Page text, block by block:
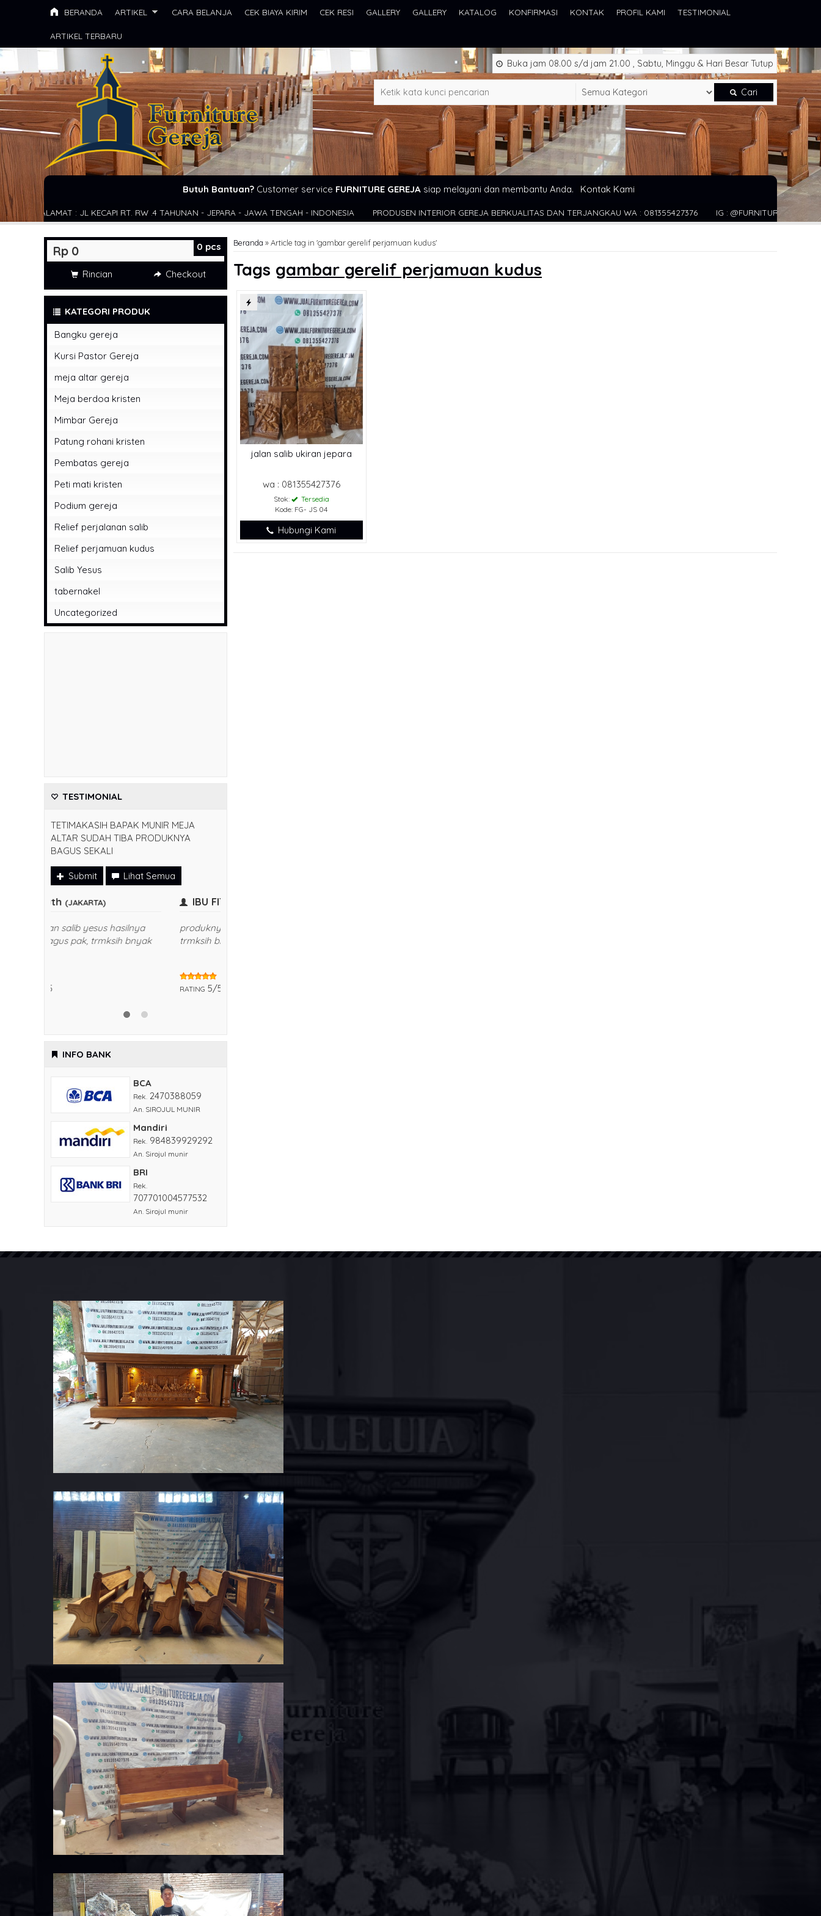
BERANDA ARTIKEL CARA BELANJA CEK BIAYA KIRIM CEK RESI GALLERY GALLERY KATALOG KONFIRMASI KONTAK PROFIL KAMI TESTIMONIAL
ARTIKEL TERBARU
Buka jam 08.00 s/d jam 21.00 , Sabtu, Minggu & Hari Besar Tutup
Cari
Butuh Bantuan?Customer service FURNITURE GEREJAsiap melayani dan membantu Anda. Kontak Kami
KECAPI RT. RW .4 TAHUNAN - JEPARA - JAWA TENGAH - INDONESIA PRODUSEN INTERIOR GEREJA BERKUALITAS DAN TERJANGKAU WA : 081355427376 IG : @FURNITURE_GEREJA WEBSITE :
Beranda »Article tag in 'gambar gerelif perjamuan kudus'
Tags gambar gerelif perjamuan kudus
jalan salib ukiran jepara
wa : 081355427376
Stok:
Tersedia
Kode: FG- JS 04
Hubungi Kami
0 pcs
Rp 0
Rincian Checkout
KATEGORI PRODUK
Bangku gereja
Kursi Pastor Gereja
meja altar gereja
Meja berdoa kristen
Mimbar Gereja
Patung rohani kristen
Pembatas gereja
Peti mati kristen
Podium gereja
Relief perjalanan salib
Relief perjamuan kudus
Salib Yesus
tabernakel
Uncategorized
TESTIMONIAL
TETIMAKASIH BAPAK MUNIR MEJA
ALTAR SUDAH TIBA PRODUKNYA
BAGUS SEKALI
Submit Lihat Semua
ibu ruth
saya pesan salib yesus hasilnya
sangat bagus pak, trmksih bnyak
INFO BANK
BCA
Rek. 2470388059
An. SIROJUL MUNIR
Mandiri
Rek. 984839929292
An. Sirojul munir
BRI
Rek.
707701004577532
An. Sirojul munir